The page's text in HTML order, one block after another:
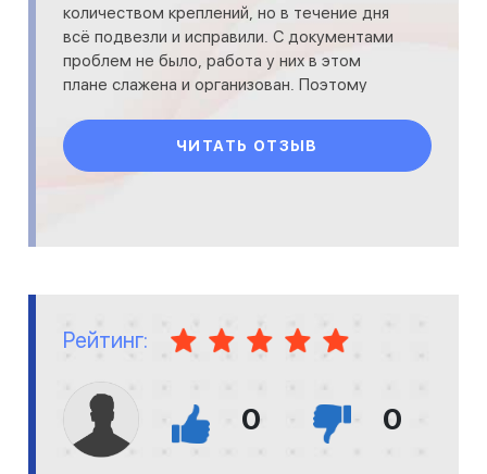
количеством креплений, но в течение дня
всё подвезли и исправили. С документами
проблем не было, работа у них в этом
плане слажена и организован. Поэтому
ЧИТАТЬ ОТЗЫВ
Рейтинг:
0 0